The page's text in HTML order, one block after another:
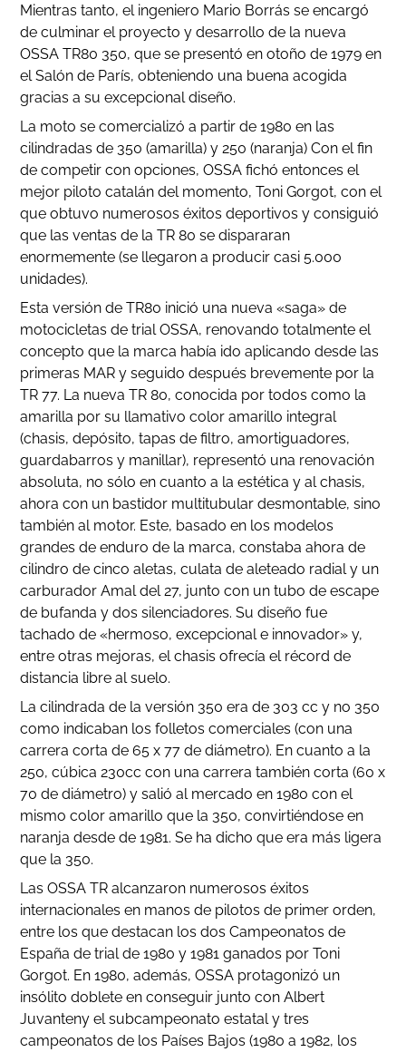
Mientras tanto, el ingeniero Mario Borrás se encargó
de culminar el proyecto y desarrollo de la nueva
OSSA TR80 350, que se presentó en otoño de 1979 en
el Salón de París, obteniendo una buena acogida
gracias a su excepcional diseño.
La moto se comercializó a partir de 1980 en las
cilindradas de 350 (amarilla) y 250 (naranja) Con el fin
de competir con opciones, OSSA fichó entonces el
mejor piloto catalán del momento, Toni Gorgot, con el
que obtuvo numerosos éxitos deportivos y consiguió
que las ventas de la TR 80 se dispararan
enormemente (se llegaron a producir casi 5.000
unidades).
Esta versión de TR80 inició una nueva «saga» de
motocicletas de trial OSSA, renovando totalmente el
concepto que la marca había ido aplicando desde las
primeras MAR y seguido después brevemente por la
TR 77. La nueva TR 80, conocida por todos como la
amarilla por su llamativo color amarillo integral
(chasis, depósito, tapas de filtro, amortiguadores,
guardabarros y manillar), representó una renovación
absoluta, no sólo en cuanto a la estética y al chasis,
ahora con un bastidor multitubular desmontable, sino
también al motor. Este, basado en los modelos
grandes de enduro de la marca, constaba ahora de
cilindro de cinco aletas, culata de aleteado radial y un
carburador Amal del 27, junto con un tubo de escape
de bufanda y dos silenciadores. Su diseño fue
tachado de «hermoso, excepcional e innovador» y,
entre otras mejoras, el chasis ofrecía el récord de
distancia libre al suelo.
La cilindrada de la versión 350 era de 303 cc y no 350
como indicaban los folletos comerciales (con una
carrera corta de 65 x 77 de diámetro). En cuanto a la
250, cúbica 230cc con una carrera también corta (60 x
70 de diámetro) y salió al mercado en 1980 con el
mismo color amarillo que la 350, convirtiéndose en
naranja desde de 1981. Se ha dicho que era más ligera
que la 350.
Las OSSA TR alcanzaron numerosos éxitos
internacionales en manos de pilotos de primer orden,
entre los que destacan los dos Campeonatos de
España de trial de 1980 y 1981 ganados por Toni
Gorgot. En 1980, además, OSSA protagonizó un
insólito doblete en conseguir junto con Albert
Juvanteny el subcampeonato estatal y tres
campeonatos de los Países Bajos (1980 a 1982, los